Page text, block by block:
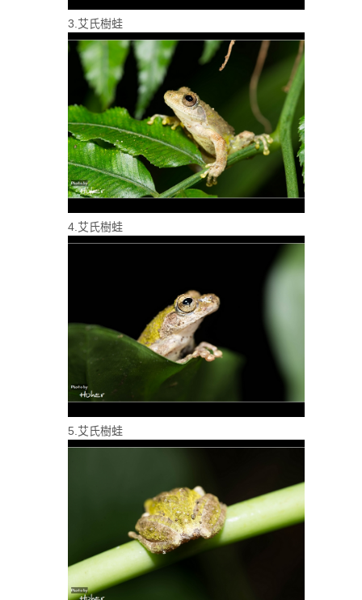
3.艾氏樹蛙
4.艾氏樹蛙
5.艾氏樹蛙